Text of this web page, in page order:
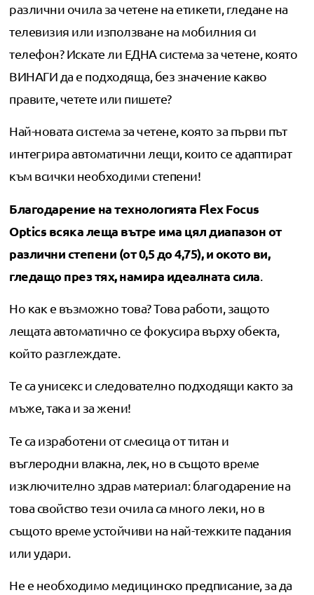
различни очила за четене на етикети, гледане на
телевизия или използване на мобилния си
телефон? Искате ли ЕДНА система за четене, която
ВИНАГИ да е подходяща, без значение какво
правите, четете или пишете?
Най-новата система за четене, която за първи път
интегрира автоматични лещи, които се адаптират
към всички необходими степени!
Благодарение на технологията Flex Focus
Optics всяка леща вътре има цял диапазон от
различни степени (от 0,5 до 4,75), и окото ви,
гледащо през тях, намира идеалната сила
Но как е възможно това? Това работи, защото
лещата автоматично се фокусира върху обекта,
който разглеждате.
Те са унисекс и следователно подходящи както за
мъже, така и за жени!
Те са изработени от смесица от титан и
въглеродни влакна, лек, но в същото време
изключително здрав материал: благодарение на
това свойство тези очила са много леки, но в
същото време устойчиви на най-тежките падания
или удари.
Не е необходимо медицинско предписание, за да